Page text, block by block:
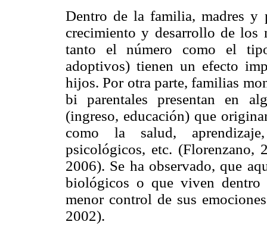
Dentro de la familia, madres y
crecimiento y desarrollo de
tanto el número como el
adoptivos) tienen un efecto
hijos. Por otra parte, familias
bi parentales presentan en
(ingreso, educación) que
como la salud, aprendizaje,
psicológicos, etc.
2006). Se ha observado, que
biológicos o que viven dentro
menor control de sus
2002).